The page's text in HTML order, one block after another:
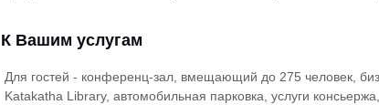
К Вашим услугам
Для гостей - конференц-зал, вмещающий до 275 человек,
Katakatha Library, автомобильная парковка, услуги